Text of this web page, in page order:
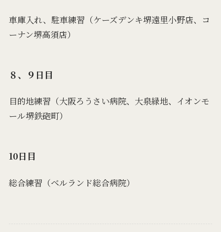
車庫入れ、駐車練習（ケーズデンキ堺遠里小野店、コ
ーナン堺高須店）
８、９日目
目的地練習（大阪ろうさい病院、大泉緑地、イオンモ
ール堺鉄砲町）
10日目
総合練習（ベルランド総合病院）